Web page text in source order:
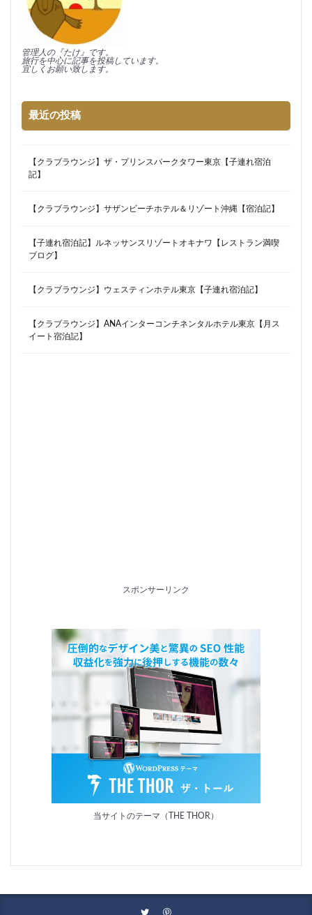
管理人の『たけ』です。
旅行を中心に記事を投稿しています。
宜しくお願い致します。
最近の投稿
【クラブラウンジ】ザ・プリンスパークタワー東京【子連れ宿泊
記】
【クラブラウンジ】サザンビーチホテル＆リゾート沖縄【宿泊記】
【子連れ宿泊記】ルネッサンスリゾートオキナワ【レストラン満喫
ブログ】
【クラブラウンジ】ウェスティンホテル東京【子連れ宿泊記】
【クラブラウンジ】ANAインターコンチネンタルホテル東京【月ス
イート宿泊記】
スポンサーリンク
当サイトのテーマ（THE THOR）